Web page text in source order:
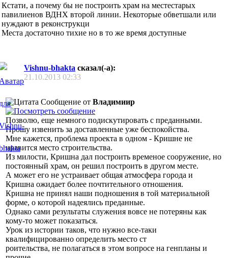
Кстати, а почему бы не построить храм на местестарых
павилиенов ВДНХ второй линии. Некоторые обветшали или
нуждают в реконструкци
Места достаточно тихие но в то же время доступные
Vishnu-bhakta сказал(-а):
21.10.2013 02:33
Сообщение от Владимиир
Позволю, еще немного подискутировать с преданными.
Прошу извенить за доставленные уже беспокойства.
Мне кажется, проблема проекта в одном - Кришне не
нравится место строительства.
Из милости, Кришна дал построить временое сооружение, но
постоянный храм, он решил построить в другом месте.
А может его не устраивает общая атмосфера города и
Кришна ожидает более почтительного отношения.
Кришна не принял наши подношения в той материальной
форме, о которой надеялись преданные.
Однако сами результаты служения вовсе не потеряны как
кому-то может показаться.
Урок из истории таков, что нужно все-таки
квалифицированно определить место ст
роительства, не полагаться в этом вопросе на генпланы и